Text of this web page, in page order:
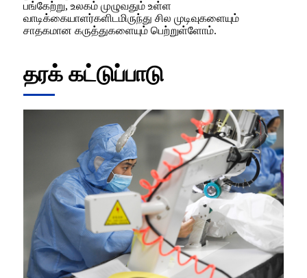
பங்கேற்று, உலகம் முழுவதும் உள்ள
வாடிக்கையாளர்களிடமிருந்து சில முடிவுகளையும்
சாதகமான கருத்துகளையும் பெற்றுள்ளோம்.
தரக் கட்டுப்பாடு